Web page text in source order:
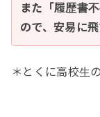
また「履歴書
ので、安易に
＊とくに高校生